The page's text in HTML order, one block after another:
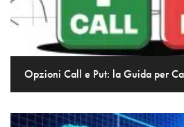
Opzioni Call e Put: la Guida per